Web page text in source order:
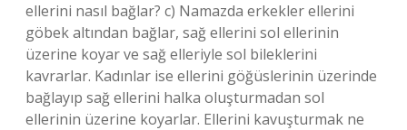
ellerini nasıl bağlar? c) Namazda erkekler ellerini
göbek altından bağlar, sağ ellerini sol ellerinin
üzerine koyar ve sağ elleriyle sol bileklerini
kavrarlar. Kadınlar ise ellerini göğüslerinin üzerinde
bağlayıp sağ ellerini halka oluşturmadan sol
ellerinin üzerine koyarlar. Ellerini kavuşturmak ne